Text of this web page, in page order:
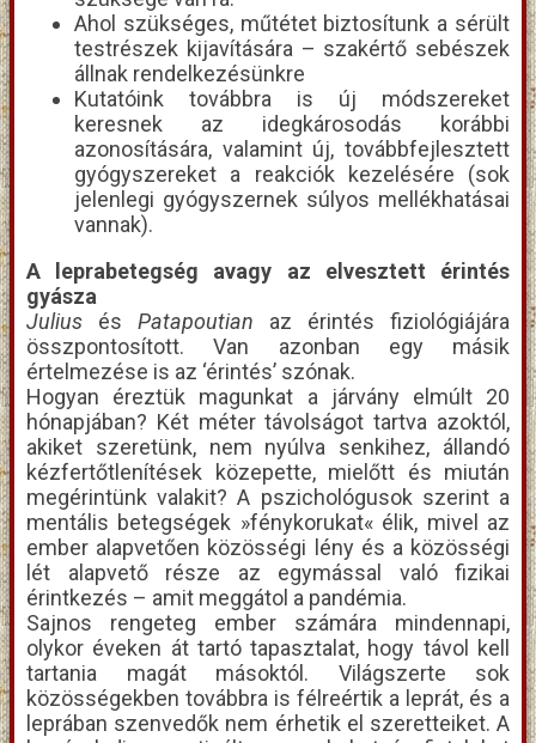
Ahol szükséges, műtétet biztosítunk a sérült
testrészek kijavítására – szakértő sebészek
állnak rendelkezésünkre
Kutatóink továbbra is új módszereket
keresnek az idegkárosodás korábbi
azonosítására, valamint új, továbbfejlesztett
gyógyszereket a reakciók kezelésére (sok
jelenlegi gyógyszernek súlyos mellékhatásai
vannak).
A leprabetegség avagy az elvesztett érintés
gyásza
Julius és Patapoutian az érintés fiziológiájára
összpontosított. Van azonban egy másik
értelmezése is az ‘érintés’ szónak.
Hogyan éreztük magunkat a járvány elmúlt 20
hónapjában? Két méter távolságot tartva azoktól,
akiket szeretünk, nem nyúlva senkihez, állandó
kézfertőtlenítések közepette, mielőtt és miután
megérintünk valakit? A pszichológusok szerint a
mentális betegségek »fénykorukat« élik, mivel az
ember alapvetően közösségi lény és a közösségi
lét alapvető része az egymással való fizikai
érintkezés – amit meggátol a pandémia.
Sajnos rengeteg ember számára mindennapi,
olykor éveken át tartó tapasztalat, hogy távol kell
tartania magát másoktól. Világszerte sok
közösségekben továbbra is félreértik a leprát, és a
leprában szenvedők nem érhetik el szeretteiket. A